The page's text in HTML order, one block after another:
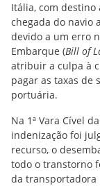
Itália, com destino
chegada do navio
devido a um erro
Embarque (Bill of
atribuir a culpa à
pagar as taxas de
portuária.
Na 1ª Vara Cível
indenização foi
recurso, o
todo o transtorno
da transportadora